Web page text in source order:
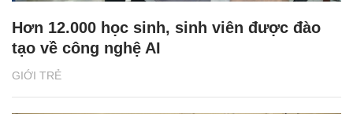
GIỚI TRẺ
Hơn 12.000 học sinh, sinh viên được đào
tạo về công nghệ AI